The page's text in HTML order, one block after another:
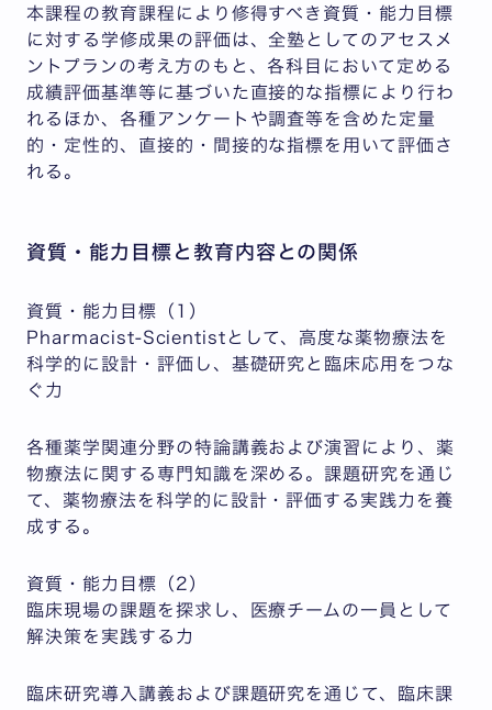
本課程の教育課程により修得すべき資質・能力目標
に対する学修成果の評価は、全塾としてのアセスメ
ントプランの考え方のもと、各科目において定める
成績評価基準等に基づいた直接的な指標により行わ
れるほか、各種アンケートや調査等を含めた定量
的・定性的、直接的・間接的な指標を用いて評価さ
れる。
資質・能力目標と教育内容との関係
資質・能力目標（1）
Pharmacist-Scientistとして、高度な薬物療法を
科学的に設計・評価し、基礎研究と臨床応用をつな
ぐ力
各種薬学関連分野の特論講義および演習により、薬
物療法に関する専門知識を深める。課題研究を通じ
て、薬物療法を科学的に設計・評価する実践力を養
成する。
資質・能力目標（2）
臨床現場の課題を探求し、医療チームの一員として
解決策を実践する力
臨床研究導入講義および課題研究を通じて、臨床課